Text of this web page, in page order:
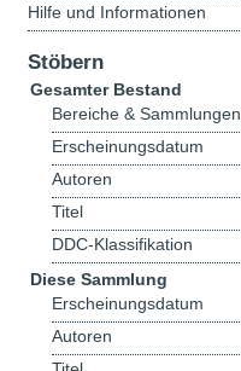
Hilfe und Informationen
Stöbern
Gesamter Bestand
Bereiche & Sammlungen
Erscheinungsdatum
Autoren
Titel
DDC-Klassifikation
Diese Sammlung
Erscheinungsdatum
Autoren